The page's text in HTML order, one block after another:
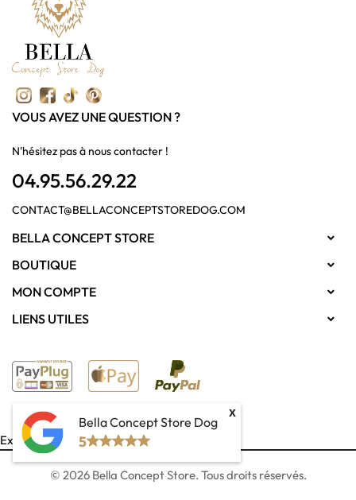
VOUS AVEZ UNE QUESTION ?
N'hésitez pas à nous contacter !
04.95.56.29.22
CONTACT@BELLACONCEPTSTOREDOG.COM
BELLA CONCEPT STORE 
BOUTIQUE 
MON COMPTE 
LIENS UTILES 
Exercer mon droit de rétractation
© 2026 Bella Concept Store. Tous droits réservés.
Bella Concept Store Dog
5
x